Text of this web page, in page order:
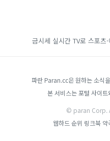
금시세 실시간 TV로 스포츠
파란 Paran.cc은 원하는 소식
본 서비스는 포털 사이
© paran Corp.
웹하드 순위 링크북 약